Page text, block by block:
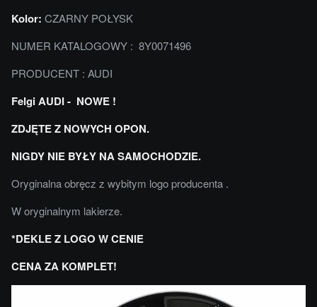
Kolor: CZARNY POŁYSK
NUMER KATALOGOWY : 8Y0071496
PRODUCENT : AUDI
Felgi AUDI - NOWE !
ZDJĘTE Z NOWYCH OPON.
NIGDY NIE BYŁY NA SAMOCHODZIE.
Oryginalna obręcz z wybitym logo producenta .
W oryginalnym lakierze.
*DEKLE Z LOGO W CENIE
CENA ZA KOMPLET!